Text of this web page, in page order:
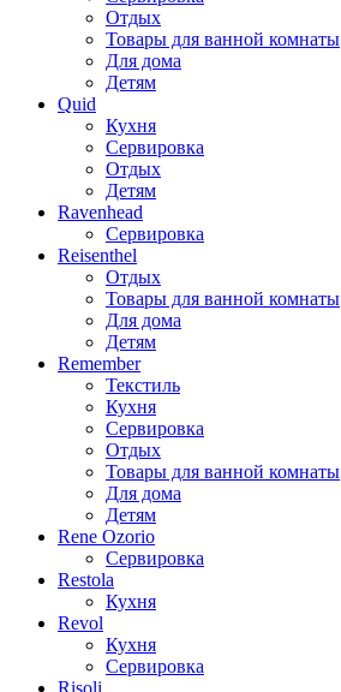
Отдых
Товары для ванной комнаты
Для дома
Детям
Quid
Кухня
Сервировка
Отдых
Детям
Ravenhead
Сервировка
Reisenthel
Отдых
Товары для ванной комнаты
Для дома
Детям
Remember
Текстиль
Кухня
Сервировка
Отдых
Товары для ванной комнаты
Для дома
Детям
Rene Ozorio
Сервировка
Restola
Кухня
Revol
Кухня
Сервировка